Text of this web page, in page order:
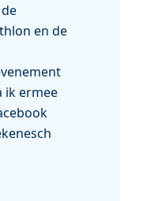
en de
ik ermee